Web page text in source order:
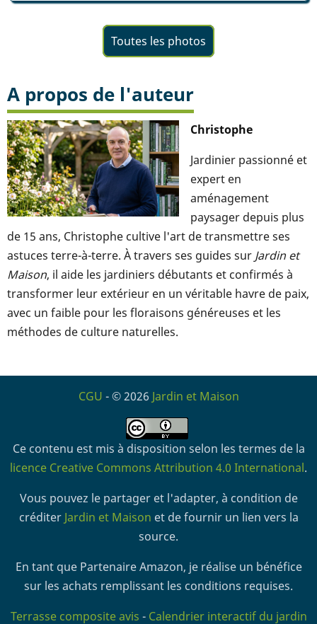
Toutes les photos
A propos de l'auteur
Christophe
Jardinier passionné et
expert en
aménagement
paysager depuis plus
de 15 ans, Christophe cultive l'art de transmettre ses
astuces terre-à-terre. À travers ses guides sur Jardin et
Maison, il aide les jardiniers débutants et confirmés à
transformer leur extérieur en un véritable havre de paix,
avec un faible pour les floraisons généreuses et les
méthodes de culture naturelles.
CGU - © 2026 Jardin et Maison
Ce contenu est mis à disposition selon les termes de la
licence Creative Commons Attribution 4.0 International.
Vous pouvez le partager et l'adapter, à condition de
créditer Jardin et Maison et de fournir un lien vers la
source.
En tant que Partenaire Amazon, je réalise un bénéfice
sur les achats remplissant les conditions requises.
Terrasse composite avis - Calendrier interactif du jardin